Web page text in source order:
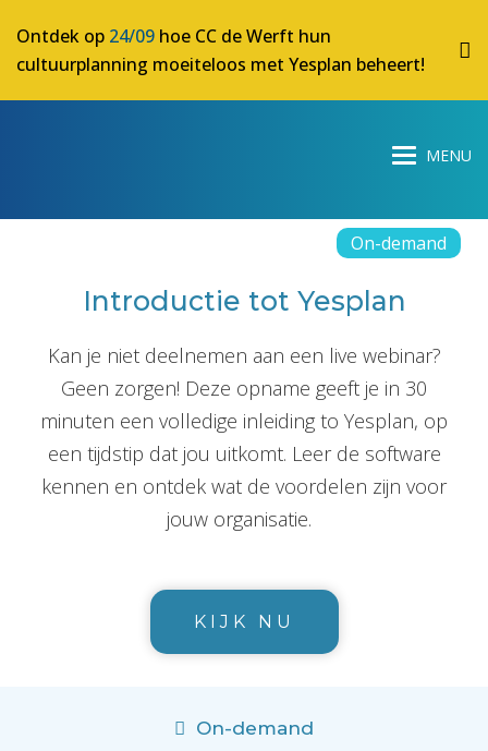
Ontdek op 24/09 hoe CC de Werft hun
cultuurplanning moeiteloos met Yesplan beheert!
On-demand
Introductie tot Yesplan
Kan je niet deelnemen aan een live webinar?
Geen zorgen! Deze opname geeft je in 30
minuten een volledige inleiding to Yesplan, op
een tijdstip dat jou uitkomt. Leer de software
kennen en ontdek wat de voordelen zijn voor
jouw organisatie.
KIJK NU
On-demand